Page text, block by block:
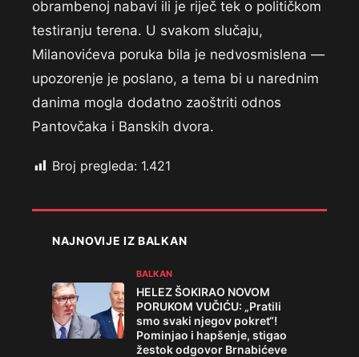
obrambenoj nabavi ili je riječ tek o političkom
testiranju terena. U svakom slučaju,
Milanovićeva poruka bila je nedvosmislena —
upozorenje je poslano, a tema bi u narednim
danima mogla dodatno zaoštriti odnos
Pantovčaka i Banskih dvora.
Broj pregleda: 1.421
NAJNOVIJE IZ BALKAN
BALKAN
HELEZ ŠOKIRAO NOVOM
PORUKOM VUČIĆU: „Pratili
smo svaki njegov pokret“!
Pominjao i hapšenje, stigao
žestok odgovor Brnabićeve